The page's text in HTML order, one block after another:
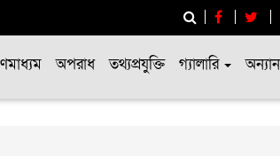
অপরাধ তথ্যপ্রযুক্তি গ্যালারি